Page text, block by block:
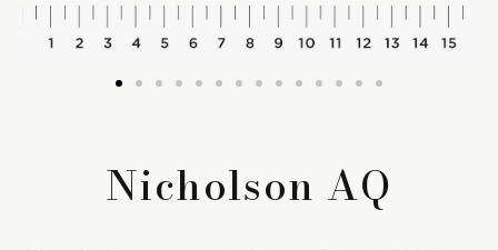
Nicholson AQ
Le caratteristiche
Heart for Earth